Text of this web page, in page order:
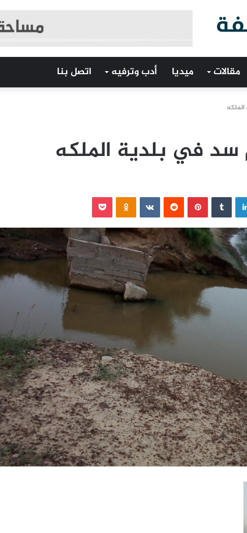
مقالات ميديا أدب وترفيه اتصل بنا
سد في بلدية الملكه
لينكدإن بينتيريست